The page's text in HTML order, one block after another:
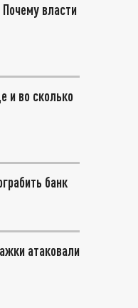
власти
и во сколько
банк
атаковали